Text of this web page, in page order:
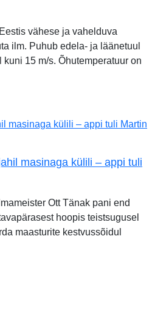
vähese ja vahelduva
ilm. Puhub edela- ja läänetuul
15 m/s. Õhutemperatuur on
masinaga külili – appi tuli
Ott Tänak pani end
hoopis teistsugusel
maasturite kestvussõidul